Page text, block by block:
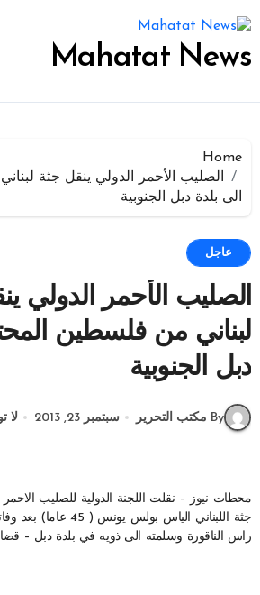
إلى
المحتوى
Mahatat News
Home
الصليب الأحمر الدولي ينقل جثة
الى بلدة دبل الجنوبية
عاجل
الصليب الأحمر الدولي
لبناني من فلسطين
دبل الجنوبية
By مكتب التحرير سبتمبر 23, 2013 لا
محطات نيوز – نقلت اللجنة الدولية للصليب الاحمر من داخل فلسطين المحتلة
جثة اللبناني الياس بولس
راس الناقورة وسلمته الى ذويه في بلدة دبل –